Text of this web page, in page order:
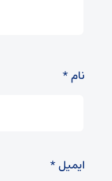
نام*
ایمیل*